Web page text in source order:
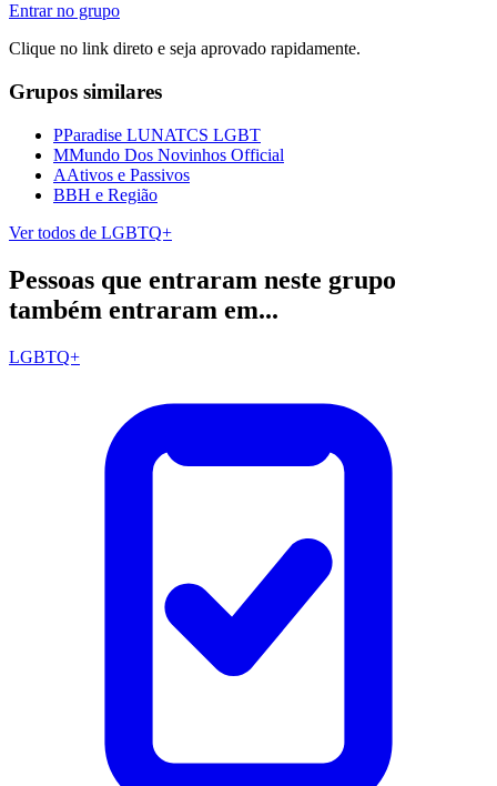
Entrar no grupo
Clique no link direto e seja aprovado rapidamente.
Grupos similares
PParadise LUNATCS LGBT
MMundo Dos Novinhos Official
AAtivos e Passivos
BBH e Região
Ver todos de LGBTQ+
Pessoas que entraram neste grupo
também entraram em...
LGBTQ+